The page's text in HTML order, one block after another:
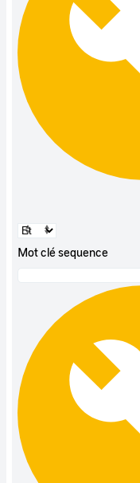
Mot clé sequence